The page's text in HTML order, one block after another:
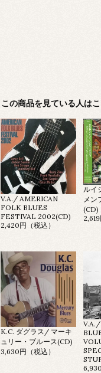
この商品を見ている人は
V.A./ AMERICAN
FOLK BLUES
FESTIVAL 2002(CD)
2,420円（税込）
ルイ
メン
(CD)
K.C. ダグラス/ マーキ
ュリー・ブルース(CD)
3,630円（税込）